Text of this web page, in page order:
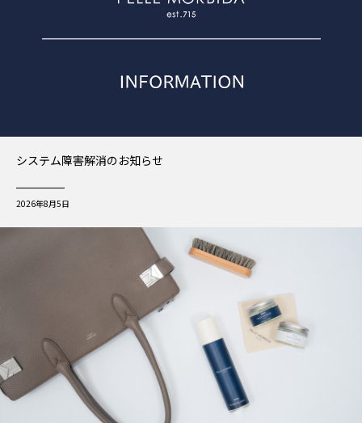
システム障害解消のお知らせ
2026年8月5日